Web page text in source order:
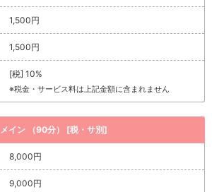
1,500円
1,500円
[税] 10%
※税金・サービス料は上記金額に含まれません
メイン （90分） [税・サ別]
8,000円
9,000円